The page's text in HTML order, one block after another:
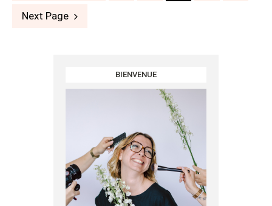
Next Page
BIENVENUE